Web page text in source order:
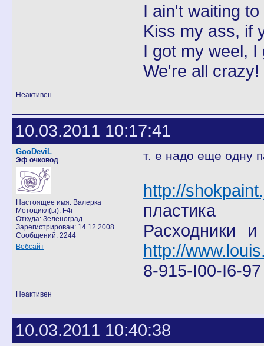
I ain't waiting
Kiss my ass, if
I got my weel,
We're all
Неактивен
10.03.2011 10:17:41
GooDeviL
Эф очковод
Настоящее имя: Валерка
Мотоцикл(ы): F4i
Откуда: Зеленоград
Зарегистрирован: 14.12.2008
Сообщений: 2244
Вебсайт
т. е надо еще одну
http://
пластика
Расходники
http://
8-915-I00-I6-
Неактивен
10.03.2011 10:40:38